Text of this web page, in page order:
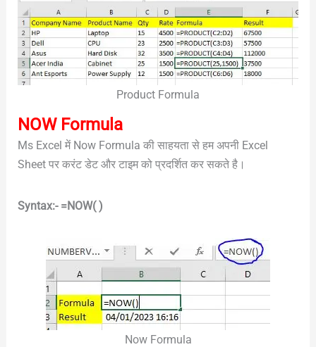
Product Formula
NOW Formula
Ms Excel में Now Formula की साहयता से हम अपनी Excel
Sheet पर करंट डेट और टाइम को प्रदर्शित कर सकते है।
Syntax:- =NOW( )
Now Formula